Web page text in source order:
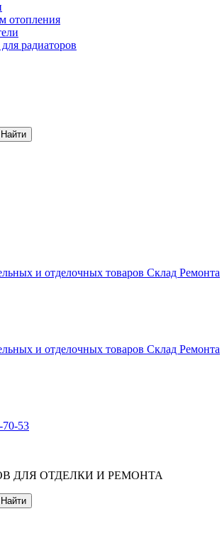
отопления
радиаторов
Найти
70-53
ДЛЯ ОТДЕЛКИ И РЕМОНТА